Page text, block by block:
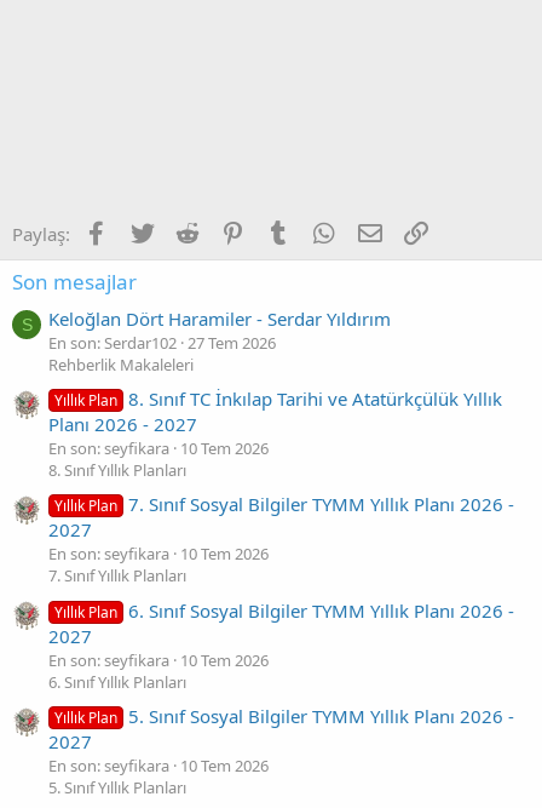
Paylaş: Facebook
Twitter Reddit PinterestTumblr WhatsApp
E-posta
Son mesajlar
S Keloğlan Dört Haramiler - Serdar Yıldırım
En son: Serdar102 27 Tem 2026
Rehberlik Makaleleri
Yıllık Plan 8. Sınıf TC İnkılap Tarihi ve Atatürkçülük Yıllık
Planı 2026 - 2027
En son: seyfikara 10 Tem 2026
8. Sınıf Yıllık Planları
Yıllık Plan 7. Sınıf Sosyal Bilgiler TYMM Yıllık Planı 2026 -
2027
En son: seyfikara 10 Tem 2026
7. Sınıf Yıllık Planları
Yıllık Plan 6. Sınıf Sosyal Bilgiler TYMM Yıllık Planı 2026 -
2027
En son: seyfikara 10 Tem 2026
6. Sınıf Yıllık Planları
Yıllık Plan 5. Sınıf Sosyal Bilgiler TYMM Yıllık Planı 2026 -
2027
En son: seyfikara 10 Tem 2026
5. Sınıf Yıllık Planları